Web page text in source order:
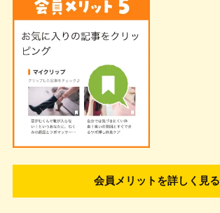
会員メリットを詳しく見る